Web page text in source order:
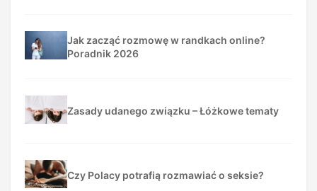
Jak zacząć rozmowę w randkach online?
Poradnik 2026
Zasady udanego związku – Łóżkowe tematy
Czy Polacy potrafią rozmawiać o seksie?